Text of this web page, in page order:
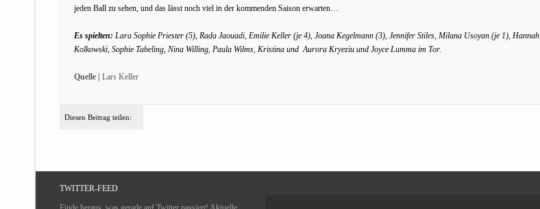
jeden Ball zu sehen, und das lässt noch viel in der kommenden Saison erwarten…
Es spielten: Lara Sophie Priester (5), Rada Jaouadi, Emilie Keller (je 4), Joana Kegelmann (3), Jennifer Stiles, Milana Usoyan (je 1), Hannah
Kolkowski, Sophie Tabeling, Nina Willing, Paula Wilms, Kristina und Aurora Kryeziu und Joyce Lumma im Tor.
Quelle | Lars Keller
Diesen Beitrag teilen:
TWITTER-FEED